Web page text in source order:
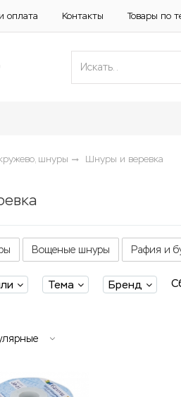
оплата Контакты Товары по
шнуры Шнуры и веревка
Вощеные шнуры Рафия и
Тема Бренд